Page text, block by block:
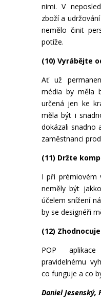
nimi. V
zboží a
nemělo činit
potíže.
(10) Vyrábějte
Ať už
média by měla
určená jen ke
měla být i
dokázali snadno
zaměstnanci
(11) Držte
I při prémiovém
neměly být
účelem snížení
by se designéři
(12)
POP
pravidelnému
co funguje a co
Daniel Jesenský,